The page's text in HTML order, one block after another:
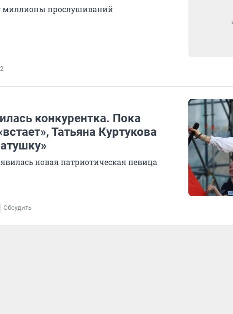
миллионы прослушиваний
2
конкурентка. Пока
Татьяна Куртукова
новая патриотическая певица
Обсудить